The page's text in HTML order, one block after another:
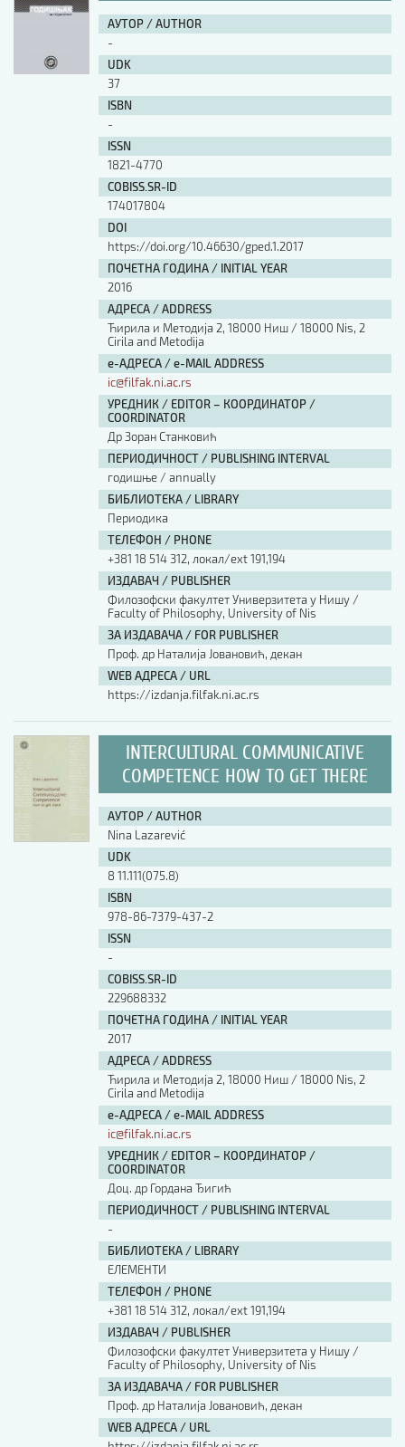
АУТОР / AUTHOR
-
UDK
37
ISBN
-
ISSN
1821-4770
COBISS.SR-ID
174017804
DOI
https://doi.org/10.46630/gped.1.2017
ПОЧЕТНА ГОДИНА / INITIAL YEAR
2016
АДРЕСА / ADDRESS
Ћирила и Методија 2, 18000 Ниш / 18000 Nis, 2
Cirila and Metodija
е-АДРЕСА / e-MAIL ADDRESS
ic@filfak.ni.ac.rs
УРЕДНИК / EDITOR – КООРДИНАТОР /
COORDINATOR
Др Зоран Станковић
ПЕРИОДИЧНОСТ / PUBLISHING INTERVAL
годишње / annually
БИБЛИОТЕКА / LIBRARY
Периодика
ТЕЛЕФОН / PHONE
+381 18 514 312, локал/ext 191,194
ИЗДАВАЧ / PUBLISHER
Филозофски факултет Универзитета у Нишу /
Faculty of Philosophy, University of Nis
ЗА ИЗДАВАЧА / FOR PUBLISHER
Проф. др Наталија Јовановић, декан
WEB АДРЕСА / URL
https://izdanja.filfak.ni.ac.rs
INTERCULTURAL COMMUNICATIVE
COMPETENCE HOW TO GET THERE
АУТОР / AUTHOR
Nina Lazarević
UDK
8 11.111(075.8)
ISBN
978-86-7379-437-2
ISSN
-
COBISS.SR-ID
229688332
ПОЧЕТНА ГОДИНА / INITIAL YEAR
2017
АДРЕСА / ADDRESS
Ћирила и Методија 2, 18000 Ниш / 18000 Nis, 2
Cirila and Metodija
е-АДРЕСА / e-MAIL ADDRESS
ic@filfak.ni.ac.rs
УРЕДНИК / EDITOR – КООРДИНАТОР /
COORDINATOR
Доц. др Гордана Ђигић
ПЕРИОДИЧНОСТ / PUBLISHING INTERVAL
-
БИБЛИОТЕКА / LIBRARY
ЕЛЕМЕНТИ
ТЕЛЕФОН / PHONE
+381 18 514 312, локал/ext 191,194
ИЗДАВАЧ / PUBLISHER
Филозофски факултет Универзитета у Нишу /
Faculty of Philosophy, University of Nis
ЗА ИЗДАВАЧА / FOR PUBLISHER
Проф. др Наталија Јовановић, декан
WEB АДРЕСА / URL